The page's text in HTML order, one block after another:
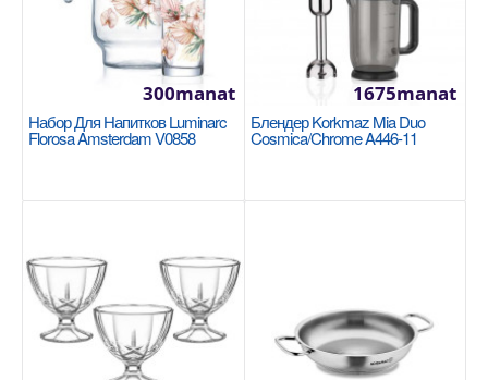
Сковорода 28x5,5cm Korkmaz Ornella Sera
Vanilla A3981
Размер: 28х5,5 см, идеально подходит для средних
особо..
1130manat
Availability
Набор Для Напитков Luminarc
Florosa Amsterdam V0858
300manat
Блендер Korkmaz Mia Duo
Cosmica/Chrome A446-11
1675manat